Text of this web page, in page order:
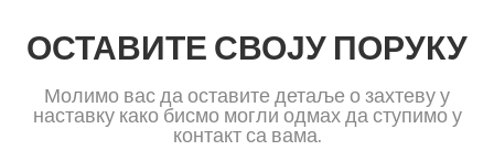
ОСТАВИТЕ СВОЈУ ПОРУКУ
Молимо вас да оставите детаље о захтеву у
наставку како бисмо могли одмах да ступимо у
контакт са вама.